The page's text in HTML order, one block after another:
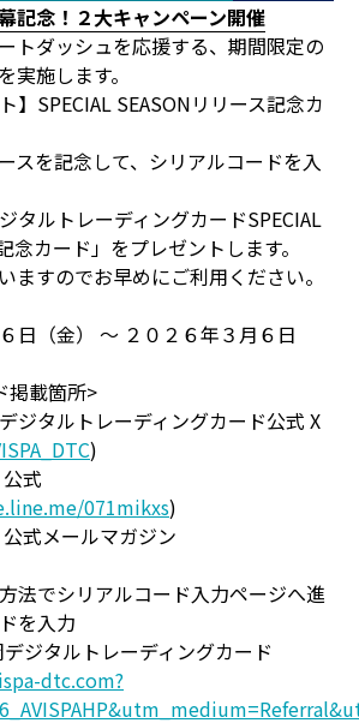
念！２大キャンペーン開催
トダッシュを応援する、期間限定の
実施します。
SPECIAL SEASONリリース記念カ
スを記念して、シリアルコードを入
タルトレーディングカードSPECIAL
念カード」をプレゼントします。
ますのでお早めにご利用ください。
日（金） ～ ２０２６年３月６日
掲載箇所>
ジタルトレーディングカード公式 X
)
式
071mikxs)
式メールマガジン
法でシリアルコード入力ページへ進
を入力
ジタルトレーディングカード
dtc.com?